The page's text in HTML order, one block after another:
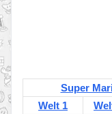
Super
Welt 1